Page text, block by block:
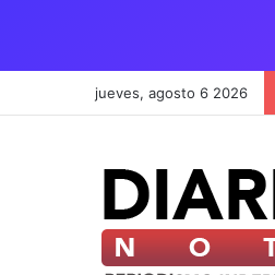
jueves, agosto 6 2026